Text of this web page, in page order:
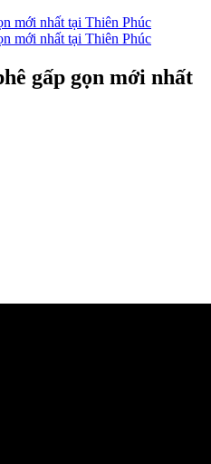
gấp gọn mới nhất